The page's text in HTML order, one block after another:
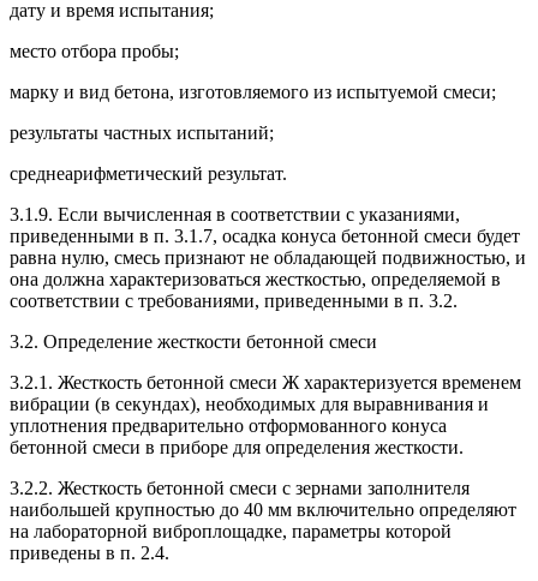
дату и время испытания;
место отбора пробы;
марку и вид бетона, изготовляемого из испытуемой смеси;
результаты частных испытаний;
среднеарифметический результат.
3.1.9. Если вычисленная в соответствии с указаниями,
приведенными в п. 3.1.7, осадка конуса бетонной смеси будет
равна нулю, смесь признают не обладающей подвижностью, и
она должна характеризоваться жесткостью, определяемой в
соответствии с требованиями, приведенными в п. 3.2.
3.2. Определение жесткости бетонной смеси
3.2.1. Жесткость бетонной смеси Ж характеризуется временем
вибрации (в секундах), необходимых для выравнивания и
уплотнения предварительно отформованного конуса
бетонной смеси в приборе для определения жесткости.
3.2.2. Жесткость бетонной смеси с зернами заполнителя
наибольшей крупностью до 40 мм включительно определяют
на лабораторной виброплощадке, параметры которой
приведены в п. 2.4.